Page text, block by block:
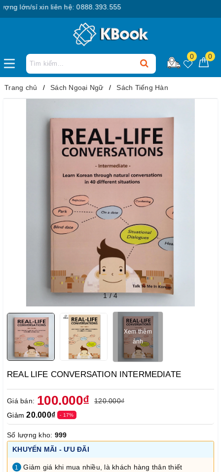
lớn/sỉ xin liên hệ: 0888.393.555
0 0
Trang chủ Sách Ngoại Ngữ Sách Tiếng Hàn
1/4
Xem thêm
ảnh
REAL LIFE CONVERSATION INTERMEDIATE
Giá bán: 100.000₫
120.000₫
Giảm20.000₫ - 17%
Số lượng kho: 999
KHUYẾN MÃI - ƯU ĐÃI
1 Giảm giá khi mua nhiều, là khách hàng thân thiết